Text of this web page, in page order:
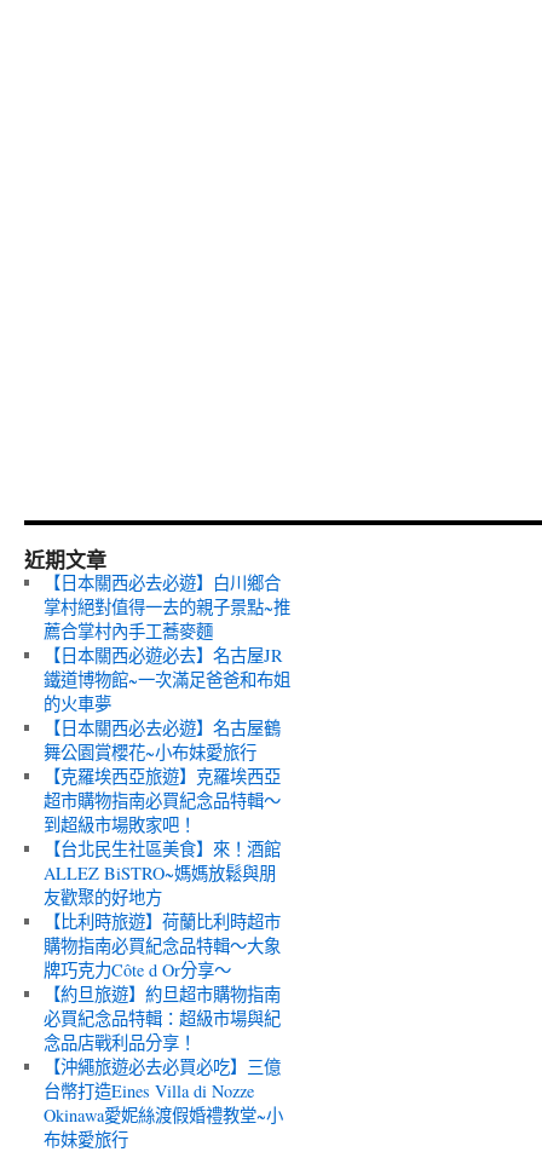
近期文章
【日本關西必去必遊】白川鄉合
掌村絕對值得一去的親子景點~推
薦合掌村內手工蕎麥麵
【日本關西必遊必去】名古屋JR
鐵道博物館~一次滿足爸爸和布姐
的火車夢
【日本關西必去必遊】名古屋鶴
舞公園賞櫻花~小布妹愛旅行
【克羅埃西亞旅遊】克羅埃西亞
超市購物指南必買紀念品特輯～
到超級市場敗家吧！
【台北民生社區美食】來！酒館
ALLEZ BiSTRO~媽媽放鬆與朋
友歡聚的好地方
【比利時旅遊】荷蘭比利時超市
購物指南必買紀念品特輯～大象
牌巧克力Côte d Or分享～
【約旦旅遊】約旦超市購物指南
必買紀念品特輯：超級市場與紀
念品店戰利品分享！
【沖繩旅遊必去必買必吃】三億
台幣打造Eines Villa di Nozze
Okinawa愛妮絲渡假婚禮教堂~小
布妹愛旅行